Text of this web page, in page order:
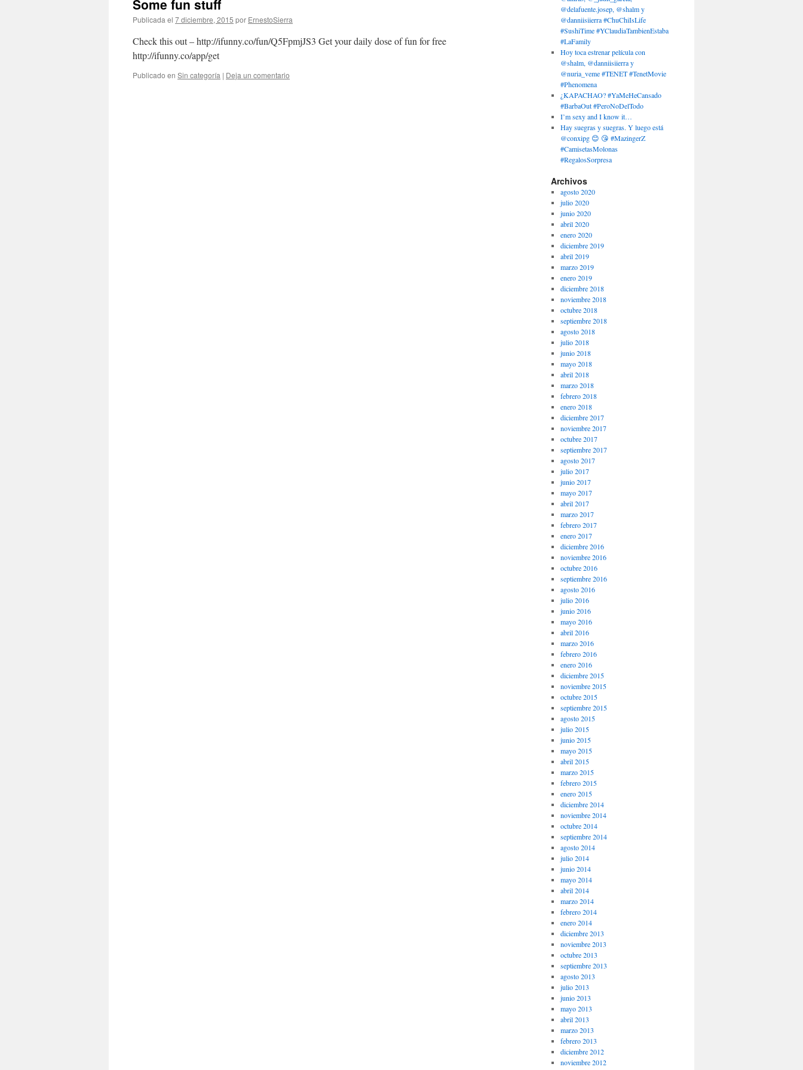
Some fun stuff
Publicada el 7 diciembre, 2015 por ErnestoSierra
Check this out – http://ifunny.co/fun/Q5FpmjJS3 Get your daily dose of fun for free
http://ifunny.co/app/get
Publicado en Sin categoría | Deja un comentario
@delafuente.josep, @shalm y
@danniisiierra #ChuChiIsLife
#SushiTime #YClaudiaTambienEstaba
#LaFamily
Hoy toca estrenar película con
@shalm, @danniisiierra y
@nuria_veme #TENET #TenetMovie
#Phenomena
¿KAPACHAO? #YaMeHeCansado
#BarbaOut #PeroNoDelTodo
I’m sexy and I know it…
Hay suegras y suegras. Y luego está
@conxipg 😊 😘 #MazingerZ
#CamisetasMolonas
#RegalosSorpresa
Archivos
agosto 2020
julio 2020
junio 2020
abril 2020
enero 2020
diciembre 2019
abril 2019
marzo 2019
enero 2019
diciembre 2018
noviembre 2018
octubre 2018
septiembre 2018
agosto 2018
julio 2018
junio 2018
mayo 2018
abril 2018
marzo 2018
febrero 2018
enero 2018
diciembre 2017
noviembre 2017
octubre 2017
septiembre 2017
agosto 2017
julio 2017
junio 2017
mayo 2017
abril 2017
marzo 2017
febrero 2017
enero 2017
diciembre 2016
noviembre 2016
octubre 2016
septiembre 2016
agosto 2016
julio 2016
junio 2016
mayo 2016
abril 2016
marzo 2016
febrero 2016
enero 2016
diciembre 2015
noviembre 2015
octubre 2015
septiembre 2015
agosto 2015
julio 2015
junio 2015
mayo 2015
abril 2015
marzo 2015
febrero 2015
enero 2015
diciembre 2014
noviembre 2014
octubre 2014
septiembre 2014
agosto 2014
julio 2014
junio 2014
mayo 2014
abril 2014
marzo 2014
febrero 2014
enero 2014
diciembre 2013
noviembre 2013
octubre 2013
septiembre 2013
agosto 2013
julio 2013
junio 2013
mayo 2013
abril 2013
marzo 2013
febrero 2013
diciembre 2012
noviembre 2012